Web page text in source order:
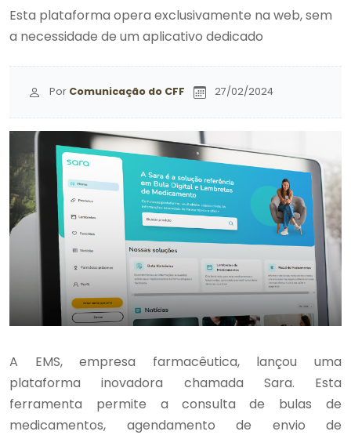
Esta plataforma opera exclusivamente na web, sem
a necessidade de um aplicativo dedicado
Por Comunicação do CFF 27/02/2024
A EMS, empresa farmacêutica, lançou uma
plataforma inovadora chamada Sara. Esta
ferramenta permite a consulta de bulas de
medicamentos, agendamento de envio de